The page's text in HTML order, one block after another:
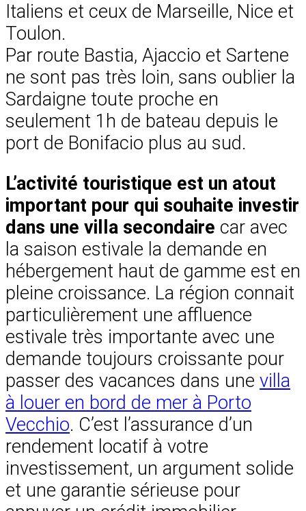
Italiens et ceux de Marseille, Nice et
Toulon.
Par route Bastia, Ajaccio et Sartene
ne sont pas très loin, sans oublier la
Sardaigne toute proche en
seulement 1h de bateau depuis le
port de Bonifacio plus au sud.
L’activité touristique est un atout
important pour qui souhaite investir
dans une villa secondaire car avec
la saison estivale la demande en
hébergement haut de gamme est en
pleine croissance. La région connait
particulièrement une affluence
estivale très importante avec une
demande toujours croissante pour
passer des vacances dans une villa
à louer en bord de mer à Porto
Vecchio. C’est l’assurance d’un
rendement locatif à votre
investissement, un argument solide
et une garantie sérieuse pour